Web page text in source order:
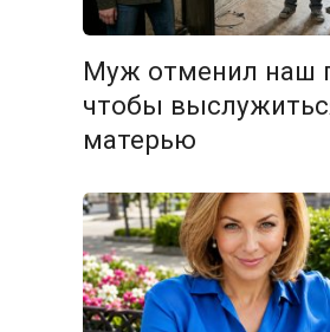
Муж отменил наш
чтобы
матерью